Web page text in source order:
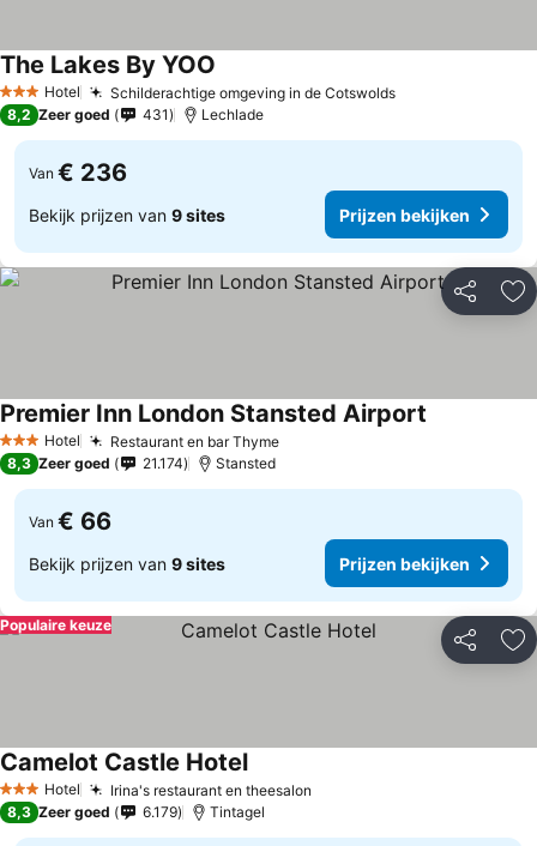
3 SterrenHotel Schilderachtige omgeving in de Cotswolds
The Lakes By YOO
8,2 Zeer goed 431 Lechlade
Van € 236
Bekijk prijzen van 9 sites Prijzen bekijken
Delen
3 SterrenHotel Restaurant en bar Thyme
Premier Inn London Stansted Airport
8,3 Zeer goed 21.174 Stansted
Van € 66
Bekijk prijzen van 9 sites Prijzen bekijken
Delen
Populaire keuze
3 SterrenHotel Irina's restaurant en theesalon
Camelot Castle Hotel
8,3 Zeer goed 6.179 Tintagel